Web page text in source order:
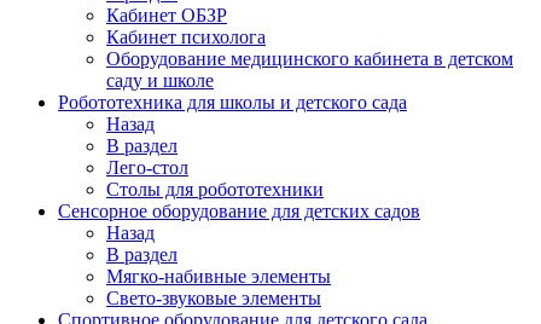
Кабинет ОБЗР
Кабинет психолога
Оборудование медицинского кабинета в детском
саду и школе
Робототехника для школы и детского сада
Назад
В раздел
Лего-стол
Столы для робототехники
Сенсорное оборудование для детских садов
Назад
В раздел
Мягко-набивные элементы
Свето-звуковые элементы
Спортивное оборудование для детского сада